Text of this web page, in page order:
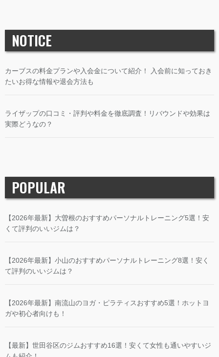
NOTICE
カーブスの料金プランや入会金について紹介！ 入会前に知っておき
たいお得な情報や退会方法も
ライザップの口コミ・評判や料金を徹底調査！リバウンドや効果は
実際どうなの？
POPULAR
【2026年最新】大曽根のおすすめパーソナルトレーニング5選！安
くて評判のいいジムは？
【2026年最新】小山のおすすめパーソナルトレーニング8選！安く
て評判のいいジムは？
【2026年最新】南流山のヨガ・ピラティスおすすめ5選！ホットヨ
ガや初心者向けも！
【最新】世田谷区のジムおすすめ16選！安くて女性も通いやすいジ